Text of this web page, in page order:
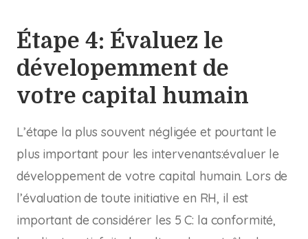
Étape 4: Évaluez le
dévelopemment de
votre capital humain
L’étape la plus souvent négligée et pourtant le
plus important pour les intervenants:évaluer le
développement de votre capital humain. Lors de
l’évaluation de toute initiative en RH, il est
important de considérer les 5 C: la conformité,